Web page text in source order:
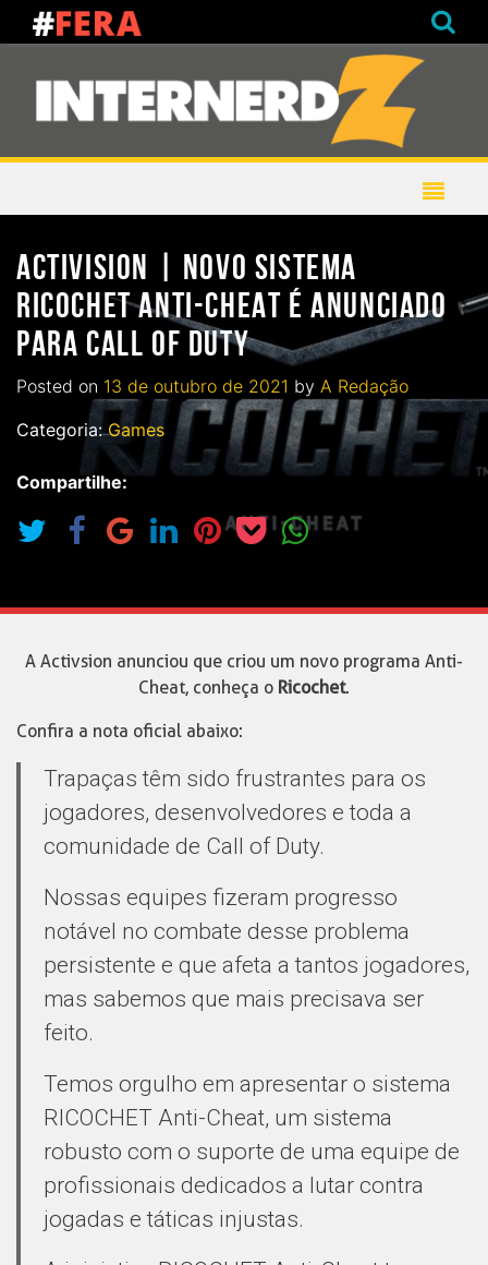
ACTIVISION | NOVO SISTEMA
RICOCHET ANTI-CHEAT É ANUNCIADO
PARA CALL OF DUTY
Posted on 13 de outubro de 2021 by A Redação
Categoria:Games
Compartilhe:
A Activsion anunciou que criou um novo programa Anti-
Cheat, conheça o Ricochet.
Confira a nota oficial abaixo:
Trapaças têm sido frustrantes para os
jogadores, desenvolvedores e toda a
comunidade de Call of Duty.
Nossas equipes fizeram progresso
notável no combate desse problema
persistente e que afeta a tantos jogadores,
mas sabemos que mais precisava ser
feito.
Temos orgulho em apresentar o sistema
RICOCHET Anti-Cheat, um sistema
robusto com o suporte de uma equipe de
profissionais dedicados a lutar contra
jogadas e táticas injustas.